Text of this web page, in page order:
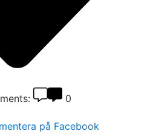
0
på Facebook